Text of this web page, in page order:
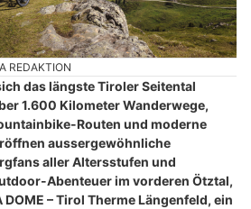
REDAKTION
das längste Tiroler Seitental
1.600 Kilometer Wanderwege,
Routen und moderne
aussergewöhnliche
aller Altersstufen und
Abenteuer im vorderen Ötztal,
– Tirol Therme Längenfeld, ein